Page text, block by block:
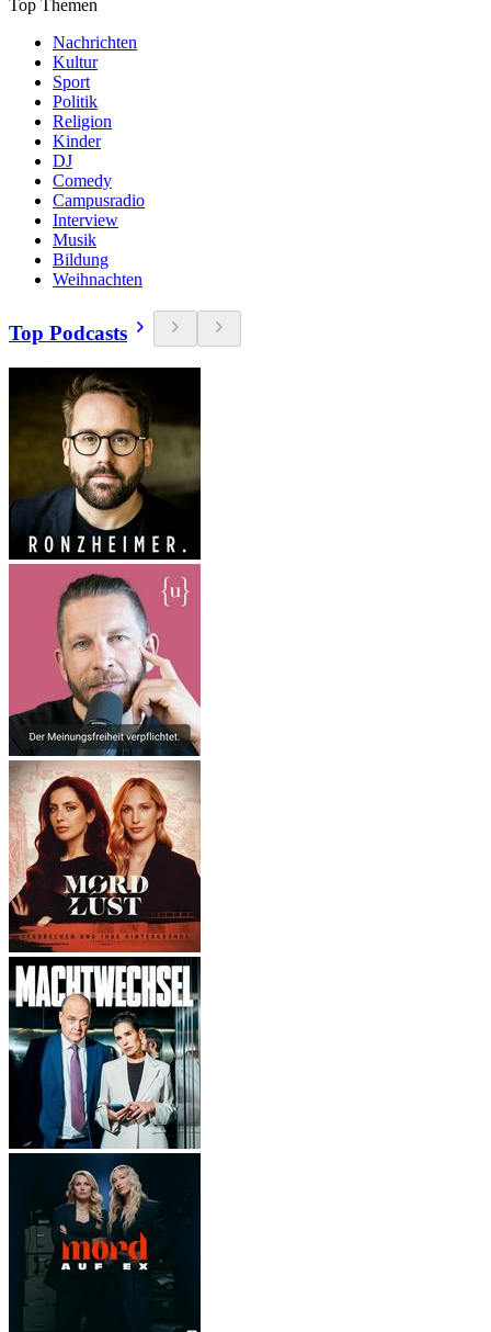
Top Themen
Nachrichten
Kultur
Sport
Politik
Religion
Kinder
DJ
Comedy
Campusradio
Interview
Musik
Bildung
Weihnachten
Top Podcasts